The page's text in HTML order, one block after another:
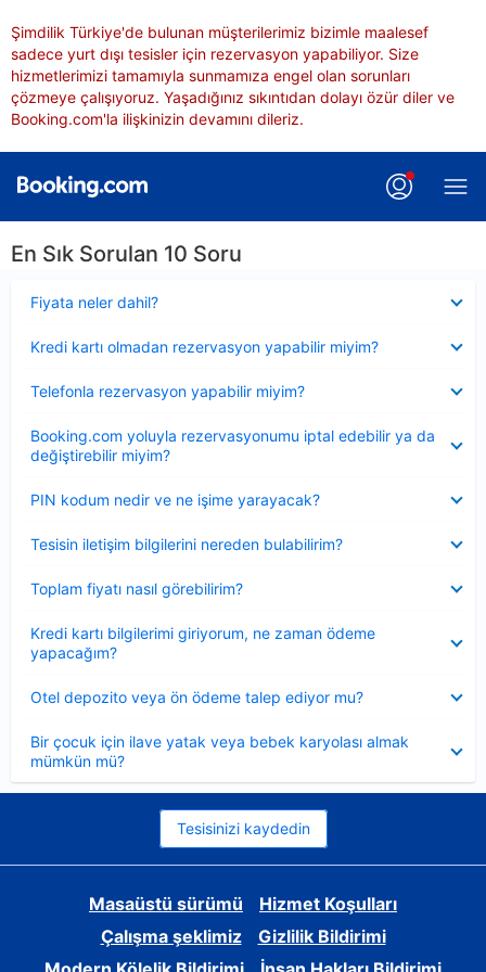
Şimdilik Türkiye'de bulunan müşterilerimiz bizimle maalesef
sadece yurt dışı tesisler için rezervasyon yapabiliyor. Size
hizmetlerimizi tamamıyla sunmamıza engel olan sorunları
çözmeye çalışıyoruz. Yaşadığınız sıkıntıdan dolayı özür diler ve
Booking.com'la ilişkinizin devamını dileriz.
En Sık Sorulan 10 Soru
Fiyata neler dahil?
Kredi kartı olmadan rezervasyon yapabilir miyim?
Telefonla rezervasyon yapabilir miyim?
Booking.com yoluyla rezervasyonumu iptal edebilir ya da
değiştirebilir miyim?
PIN kodum nedir ve ne işime yarayacak?
Tesisin iletişim bilgilerini nereden bulabilirim?
Toplam fiyatı nasıl görebilirim?
Kredi kartı bilgilerimi giriyorum, ne zaman ödeme
yapacağım?
Otel depozito veya ön ödeme talep ediyor mu?
Bir çocuk için ilave yatak veya bebek karyolası almak
mümkün mü?
Tesisinizi kaydedin
Masaüstü sürümü
Hizmet Koşulları
Çalışma şeklimiz
Gizlilik Bildirimi